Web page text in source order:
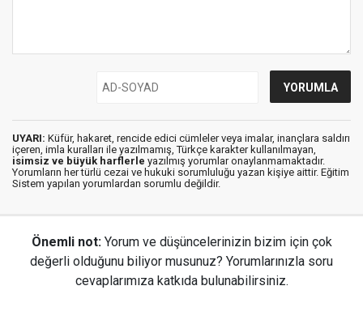
UYARI: Küfür, hakaret, rencide edici cümleler veya imalar, inançlara saldırı
içeren, imla kuralları ile yazılmamış, Türkçe karakter kullanılmayan,
isimsiz ve büyük harflerle yazılmış yorumlar onaylanmamaktadır.
Yorumların her türlü cezai ve hukuki sorumluluğu yazan kişiye aittir. Eğitim
Sistem yapılan yorumlardan sorumlu değildir.
Önemli not: Yorum ve düşüncelerinizin bizim için çok
değerli olduğunu biliyor musunuz? Yorumlarınızla soru
cevaplarımıza katkıda bulunabilirsiniz.